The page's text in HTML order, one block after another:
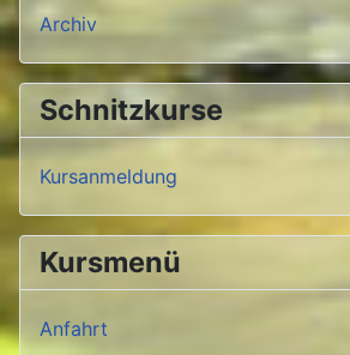
Archiv
Schnitzkurse
Kursanmeldung
Kursmenü
Anfahrt